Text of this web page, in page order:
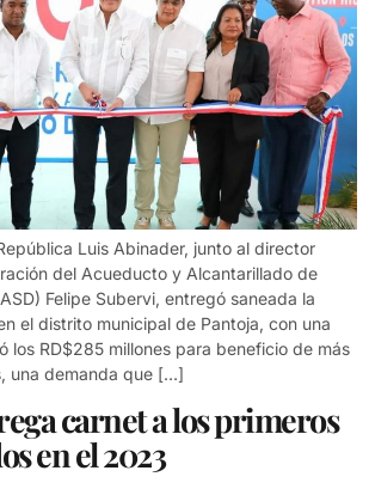
Luis Abinader, junto al director
del Acueducto y Alcantarillado de
Felipe Subervi, entregó saneada la
el distrito municipal de Pantoja, con una
los RD$285 millones para beneficio de más
una demanda que […]
carnet a los primeros
en el 2023